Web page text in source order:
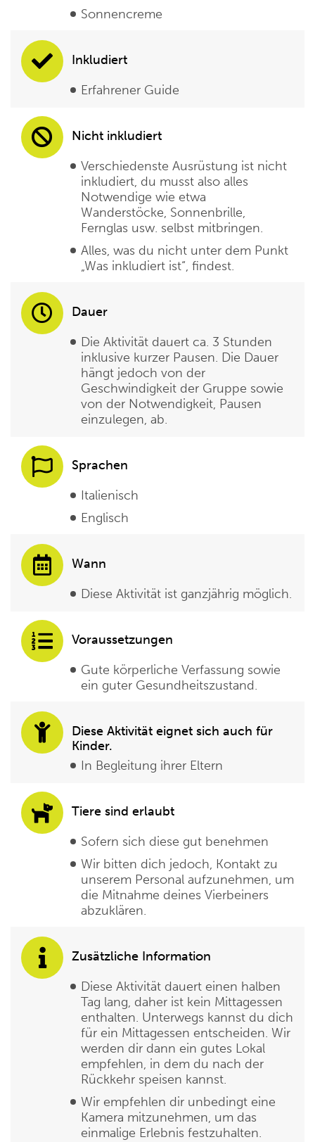
Sonnencreme
Inkludiert
Erfahrener Guide
Nicht inkludiert
Verschiedenste Ausrüstung ist nicht
inkludiert, du musst also alles
Notwendige wie etwa
Wanderstöcke, Sonnenbrille,
Fernglas usw. selbst mitbringen.
Alles, was du nicht unter dem Punkt
„Was inkludiert ist“, findest.
Dauer
Die Aktivität dauert ca. 3 Stunden
inklusive kurzer Pausen. Die Dauer
hängt jedoch von der
Geschwindigkeit der Gruppe sowie
von der Notwendigkeit, Pausen
einzulegen, ab.
Sprachen
Italienisch
Englisch
Wann
Diese Aktivität ist ganzjährig möglich.
Voraussetzungen
Gute körperliche Verfassung sowie
ein guter Gesundheitszustand.
Diese Aktivität eignet sich auch für
Kinder.
In Begleitung ihrer Eltern
Tiere sind erlaubt
Sofern sich diese gut benehmen
Wir bitten dich jedoch, Kontakt zu
unserem Personal aufzunehmen, um
die Mitnahme deines Vierbeiners
abzuklären.
Zusätzliche Information
Diese Aktivität dauert einen halben
Tag lang, daher ist kein Mittagessen
enthalten. Unterwegs kannst du dich
für ein Mittagessen entscheiden. Wir
werden dir dann ein gutes Lokal
empfehlen, in dem du nach der
Rückkehr speisen kannst.
Wir empfehlen dir unbedingt eine
Kamera mitzunehmen, um das
einmalige Erlebnis festzuhalten.